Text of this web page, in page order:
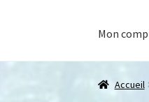
Mon
Accueil